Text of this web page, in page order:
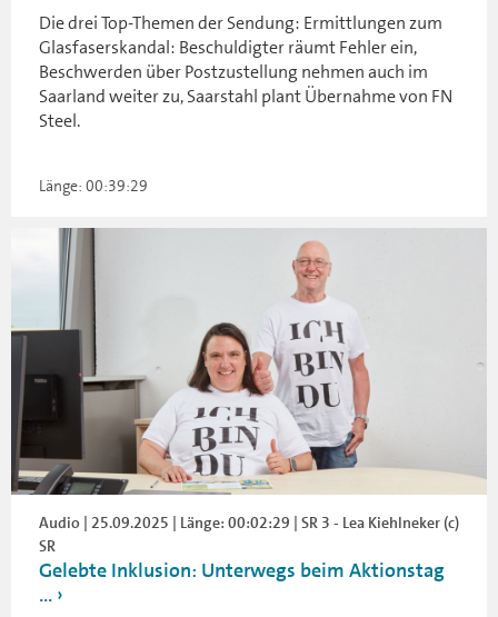
Die drei Top-Themen der Sendung: Ermittlungen zum
Glasfaserskandal: Beschuldigter räumt Fehler ein,
Beschwerden über Postzustellung nehmen auch im
Saarland weiter zu, Saarstahl plant Übernahme von FN
Steel.
Länge: 00:39:29
Audio | 25.09.2025 | Länge: 00:02:29 | SR 3 - Lea Kiehlneker (c)
SR
Gelebte Inklusion: Unterwegs beim Aktionstag
...